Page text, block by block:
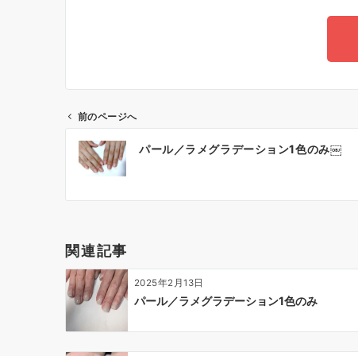
前のページへ
パール／ラメグラデーション1色のみ￼
関連記事
2025年2月13日
パール／ラメグラデーション1色のみ